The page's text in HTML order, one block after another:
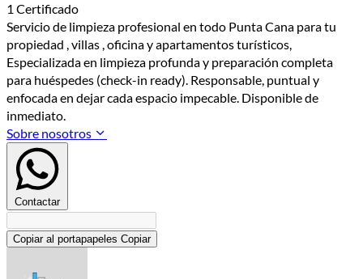
1 Certificado
Servicio de limpieza profesional en todo Punta Cana para tu
propiedad , villas , oficina y apartamentos turísticos,
Especializada en limpieza profunda y preparación completa
para huéspedes (check-in ready). Responsable, puntual y
enfocada en dejar cada espacio impecable. Disponible de
inmediato.
Sobre nosotros
Contactar
Copiar al portapapeles Copiar